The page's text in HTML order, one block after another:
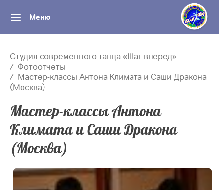
Меню
Студия современного танца «Шаг вперед»
Фотоотчеты
Мастер-классы Антона Климата и Саши Дракона
(Москва)
Мастер-классы Антона
Климата и Саши Дракона
(Москва)